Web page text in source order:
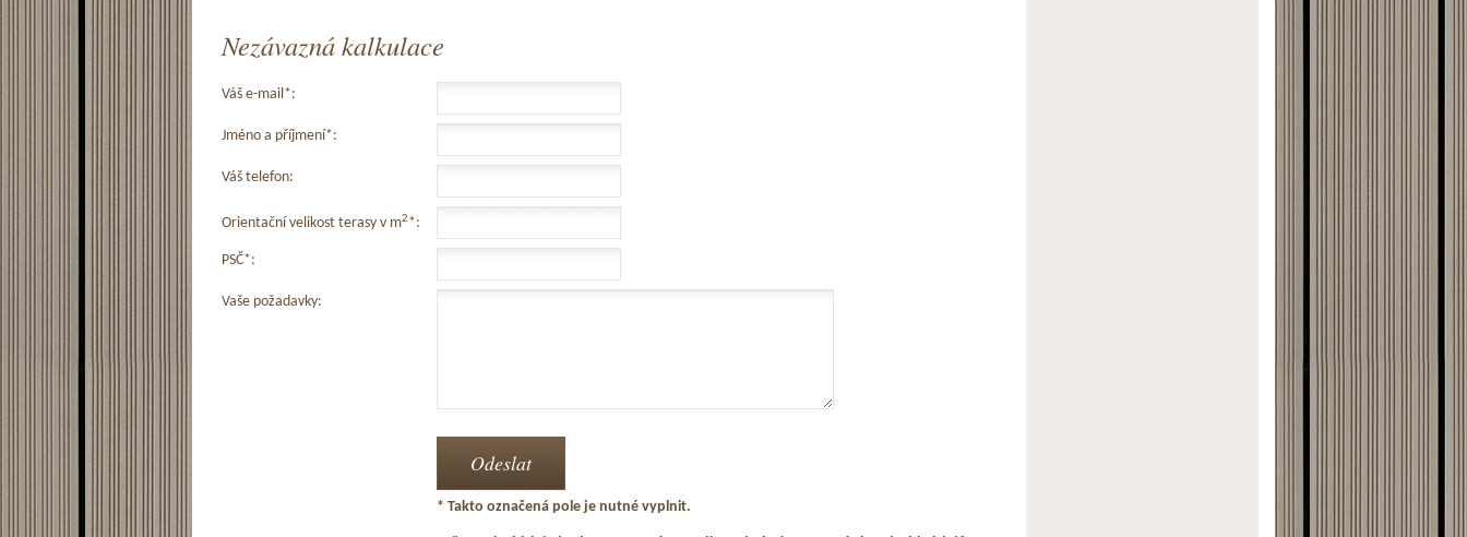
Nezávazná kalkulace
Váš e-mail*:
Jméno a příjmení*:
Váš telefon:
Orientační velikost terasy v m2*:
PSČ*:
Vaše požadavky:
* Takto označená pole je nutné vyplnit.